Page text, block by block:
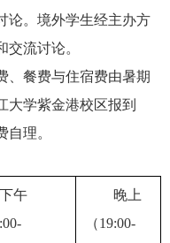
论。境外学生经主办方
流讨论。
、餐费与住宿费由暑期
大学紫金港校区报到
自理。
下午
晚上
（19:00-